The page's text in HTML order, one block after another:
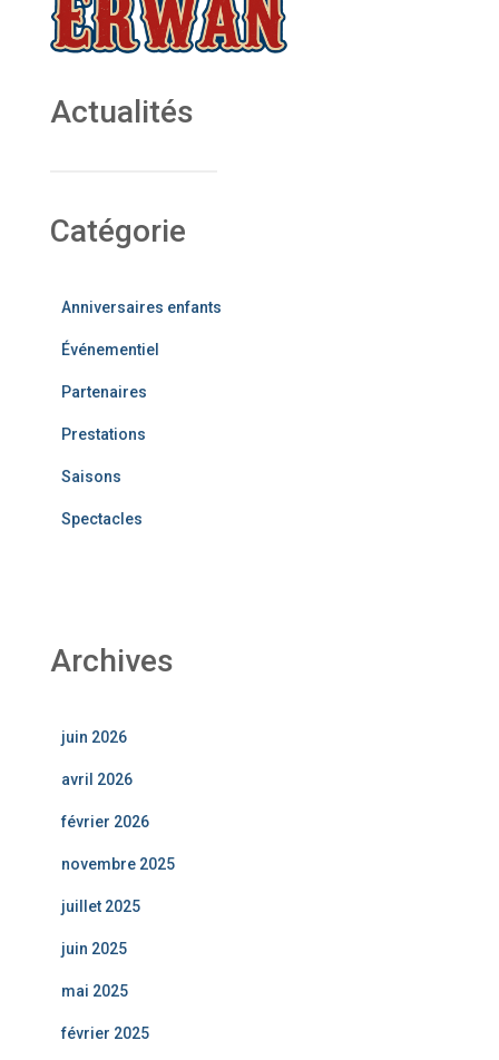
Actualités
Catégorie
Anniversaires enfants
Événementiel
Partenaires
Prestations
Saisons
Spectacles
Archives
juin 2026
avril 2026
février 2026
novembre 2025
juillet 2025
juin 2025
mai 2025
février 2025